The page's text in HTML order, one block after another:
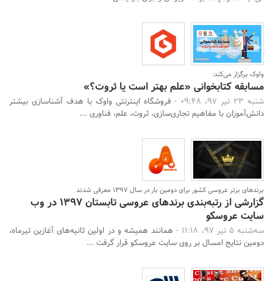
واوک برگزار می‌کند:
مسابقه کتابخوانی «علم بهتر است یا ثروت؟»
شنبه 23 تیر 97، 09:48 -
فروشگاه اینترنتی واوک با هدف آشناسازی بیشتر
دانش‌آموزان با مفاهیم تجاری‌سازی، ثروت، علم، فناوری ...
برندهای برتر عروسی کشور برای دومین بار در سال 1397 معرفی شدند
گزارشی از رتبه‌بندی برندهای عروسی تابستان 1397 در وب
سایت عروسکو
سه‌شنبه 5 تیر 97، 11:18 -
همانند همیشه و در اولین ثانیه‌های آغازین تیرماه،
دومین نتایج امسال بر روی سایت عروسکو قرار گرفت ...